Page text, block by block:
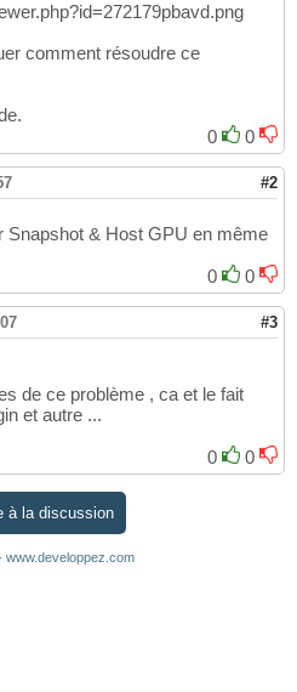
comment résoudre ce
0
0
#2
Snapshot & Host GPU en même
0
0
#3
de ce problème , ca et le fait
et autre ...
0
0
à la discussion
www.developpez.com